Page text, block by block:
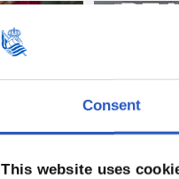
Consent
This website uses